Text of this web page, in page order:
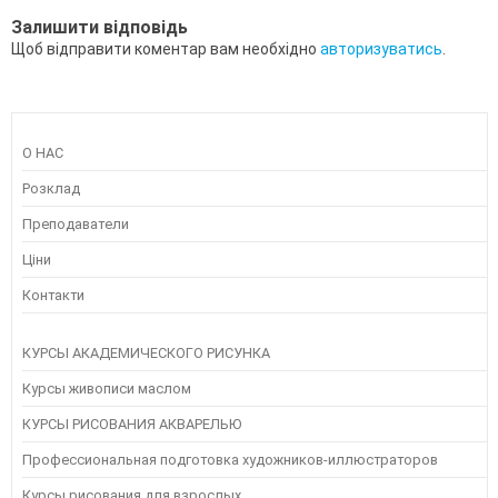
Залишити відповідь
Щоб відправити коментар вам необхідно авторизуватись
О НАС
Розклад
Преподаватели
Ціни
Контакти
КУРСЫ АКАДЕМИЧЕСКОГО РИСУНКА
Курсы живописи маслом
КУРСЫ РИСОВАНИЯ АКВАРЕЛЬЮ
Профессиональная подготовка художников-иллюстраторов